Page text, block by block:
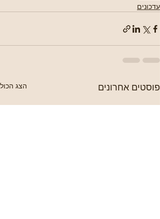
עדכונים
פוסטים אחרונים הצג הכול